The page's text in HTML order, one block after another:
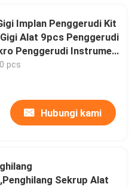
Implan Penggerudi Kit
Alat 9pcs Penggerudi
Penggerudi Instrumen
Kualitas tinggi
pcs
Hubungi kami
Sekrup Alat